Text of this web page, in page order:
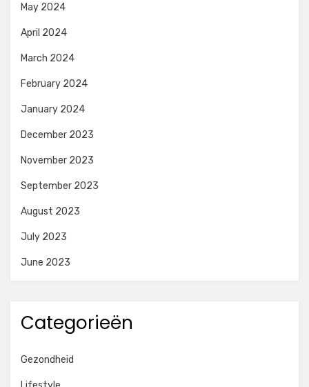
May 2024
April 2024
March 2024
February 2024
January 2024
December 2023
November 2023
September 2023
August 2023
July 2023
June 2023
Categorieën
Gezondheid